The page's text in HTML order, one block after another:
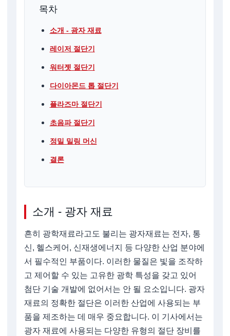
목차
소개 - 광자 재료
레이저 절단기
워터젯 절단기
다이아몬드 톱 절단기
플라즈마 절단기
초음파 절단기
정밀 밀링 머신
결론
소개 - 광자 재료
흔히 광학재료라고도 불리는 광자재료는 전자, 통
신, 헬스케어, 신재생에너지 등 다양한 산업 분야에
서 필수적인 부품이다. 이러한 물질은 빛을 조작하
고 제어할 수 있는 고유한 광학 특성을 갖고 있어
첨단 기술 개발에 없어서는 안 될 요소입니다. 광자
재료의 정확한 절단은 이러한 산업에 사용되는 부
품을 제조하는 데 매우 중요합니다. 이 기사에서는
광자 재료에 사용되는 다양한 유형의 절단 장비를